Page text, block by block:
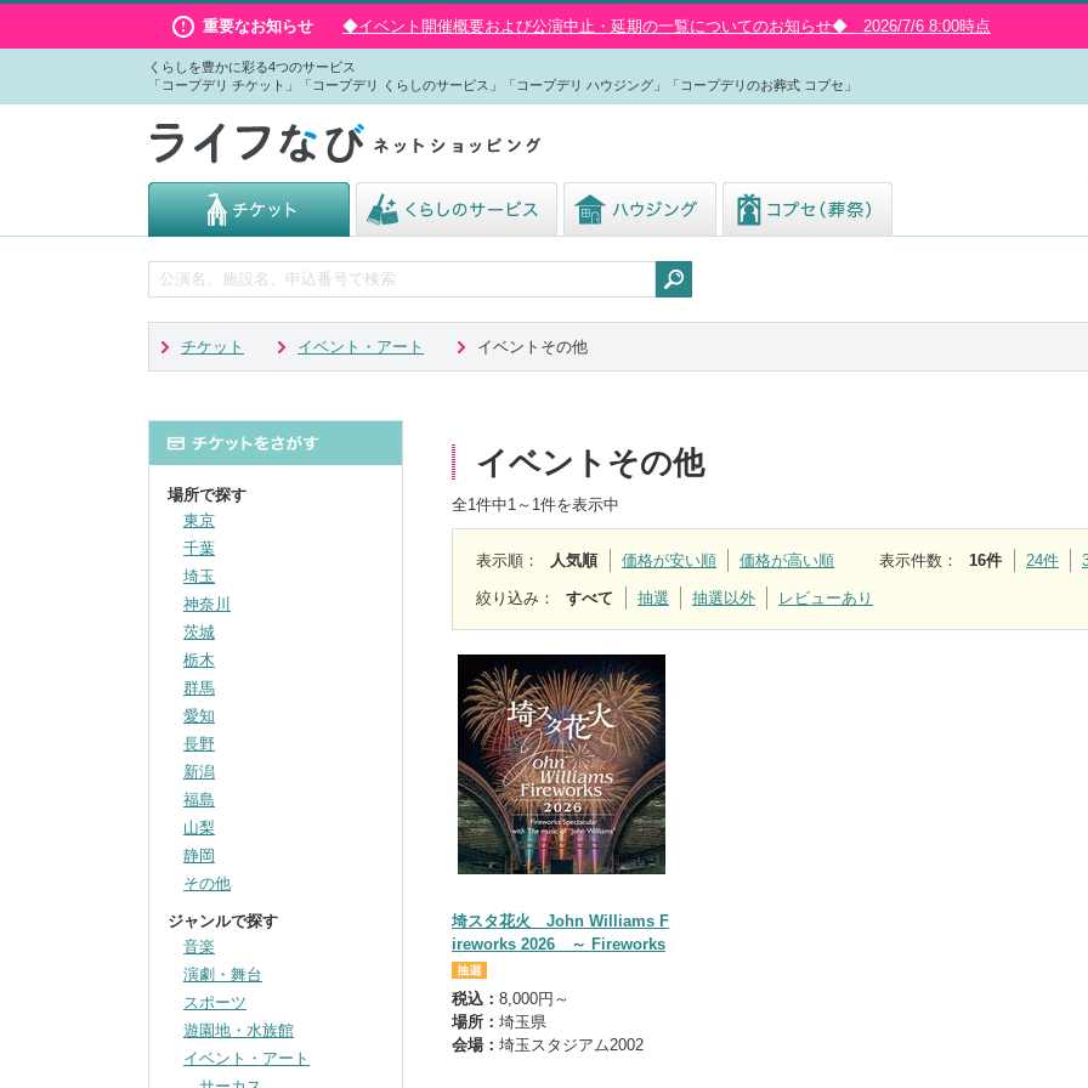
重要なお知らせ ◆イベント開催概要および公演中止・延期の一覧についてのお知らせ◆ 2026/7/6 8:00時点
くらしを豊かに彩る4つのサービス
「コープデリ チケット」「コープデリ くらしのサービス」「コープデリ ハウジング」「コープデリのお葬式 コプセ」
チケット イベント・アート イベントその他
イベントその他
全1件中1～1件を表示中
表示順 ： 人気順 価格が安い順 価格が高い順 表示件数 ： 16件 24件
絞り込み ： すべて 抽選 抽選以外 レビューあり
埼スタ花火 John Williams F
ireworks 2026 ～ Fireworks
税込： 8,000円～
場所： 埼玉県
会場： 埼玉スタジアム2002
場所で探す
東京
千葉
埼玉
神奈川
茨城
栃木
群馬
愛知
長野
新潟
福島
山梨
静岡
その他
ジャンルで探す
音楽
演劇・舞台
スポーツ
遊園地・水族館
イベント・アート